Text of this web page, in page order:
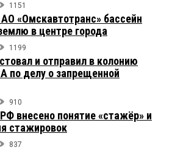
1151
«Омскавтотранс» бассейн
в центре города
1199
и отправил в колонию
делу о запрещенной
910
внесено понятие «стажёр» и
стажировок
837